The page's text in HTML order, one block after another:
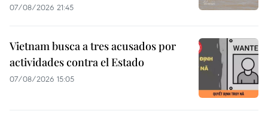
07/08/2026 21:45
Vietnam busca a tres acusados por
actividades contra el Estado
07/08/2026 15:05